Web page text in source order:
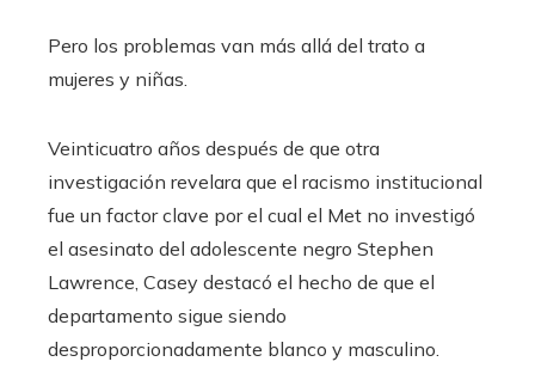
Pero los problemas van más allá del trato a
mujeres y niñas.
Veinticuatro años después de que otra
investigación revelara que el racismo institucional
fue un factor clave por el cual el Met no investigó
el asesinato del adolescente negro Stephen
Lawrence, Casey destacó el hecho de que el
departamento sigue siendo
desproporcionadamente blanco y masculino.